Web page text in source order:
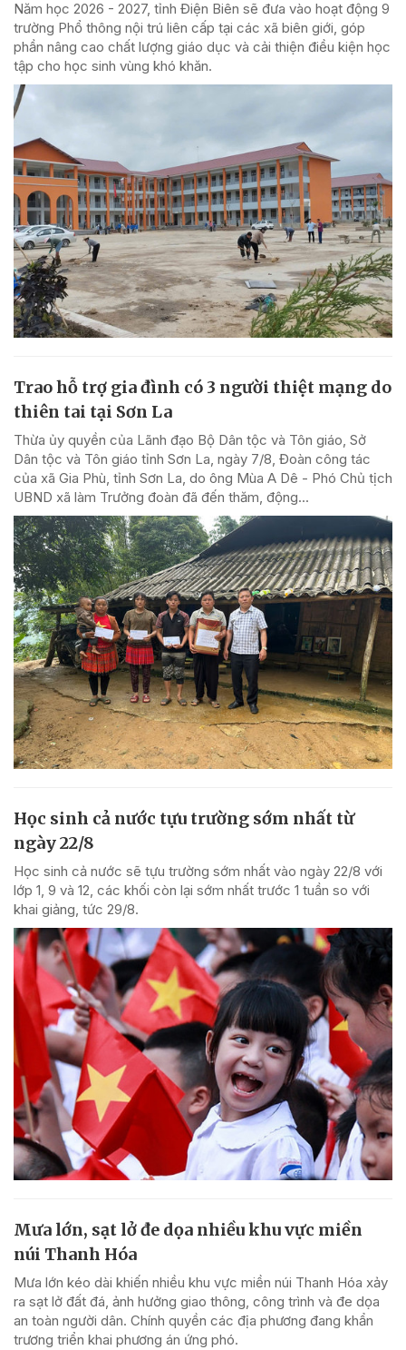
Năm học 2026 - 2027, tỉnh Điện Biên sẽ đưa vào hoạt động 9
trường Phổ thông nội trú liên cấp tại các xã biên giới, góp
phần nâng cao chất lượng giáo dục và cải thiện điều kiện học
tập cho học sinh vùng khó khăn.
Trao hỗ trợ gia đình có 3 người thiệt mạng do
thiên tai tại Sơn La
Thừa ủy quyền của Lãnh đạo Bộ Dân tộc và Tôn giáo, Sở
Dân tộc và Tôn giáo tỉnh Sơn La, ngày 7/8, Đoàn công tác
của xã Gia Phù, tỉnh Sơn La, do ông Mùa A Dê - Phó Chủ tịch
UBND xã làm Trưởng đoàn đã đến thăm, động...
Học sinh cả nước tựu trường sớm nhất từ
ngày 22/8
Học sinh cả nước sẽ tựu trường sớm nhất vào ngày 22/8 với
lớp 1, 9 và 12, các khối còn lại sớm nhất trước 1 tuần so với
khai giảng, tức 29/8.
Mưa lớn, sạt lở đe dọa nhiều khu vực miền
núi Thanh Hóa
Mưa lớn kéo dài khiến nhiều khu vực miền núi Thanh Hóa xảy
ra sạt lở đất đá, ảnh hưởng giao thông, công trình và đe dọa
an toàn người dân. Chính quyền các địa phương đang khẩn
trương triển khai phương án ứng phó.